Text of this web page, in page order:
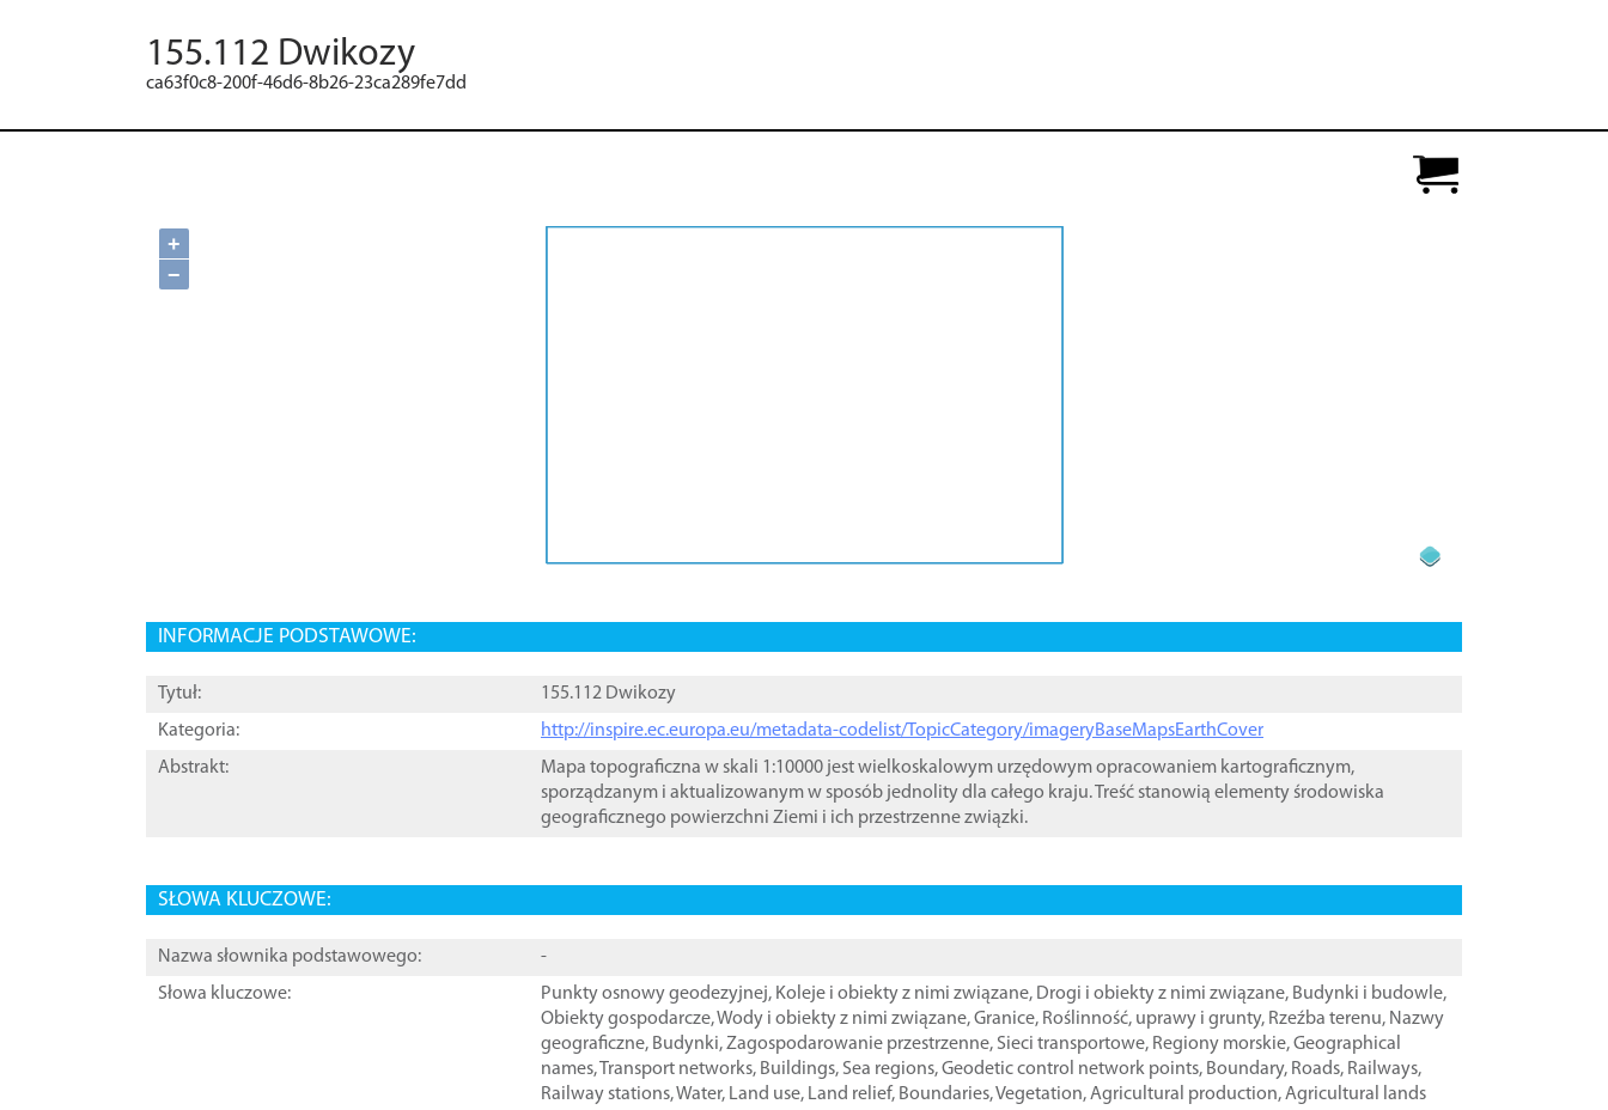
155.112 Dwikozy
ca63f0c8-200f-46d6-8b26-23ca289fe7dd
+
−
INFORMACJE PODSTAWOWE:
Tytuł:
155.112 Dwikozy
Kategoria:
http://inspire.ec.europa.eu/metadata-codelist/TopicCategory/imageryBaseMapsEarthCover
Abstrakt:
Mapa topograficzna w skali 1:10000 jest wielkoskalowym urzędowym opracowaniem kartograficznym,
sporządzanym i aktualizowanym w sposób jednolity dla całego kraju. Treść stanowią elementy środowiska
geograficznego powierzchni Ziemi i ich przestrzenne związki.
SŁOWA KLUCZOWE:
Nazwa słownika podstawowego:
-
Słowa kluczowe:
Punkty osnowy geodezyjnej, Koleje i obiekty z nimi związane, Drogi i obiekty z nimi związane, Budynki i budowle,
Obiekty gospodarcze,Wody i obiekty z nimi związane,Granice, Roślinność, uprawy i grunty, Rzeźba terenu, Nazwy
geograficzne, Budynki,Zagospodarowanie przestrzenne, Sieci transportowe, Regiony morskie,Geographical
names,Transport networks, Buildings, Sea regions,Geodetic control network points, Boundary, Roads, Railways,
Railway stations,Water, Land use, Land relief, Boundaries,Vegetation,Agricultural production,Agricultural lands